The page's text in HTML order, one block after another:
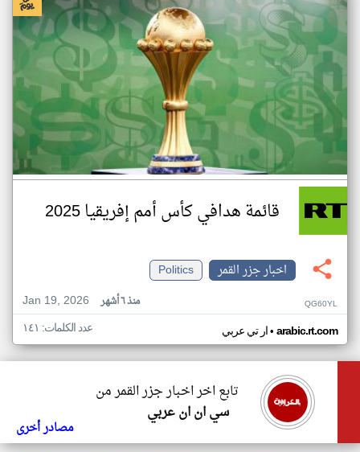
قائمة هدافي كأس أمم إفريقيا 2025
اخبار جزر القمر
Politics
Jan 19, 2026
منذ ٦ أشهر QG60YL
ار تي عربي• arabic.rt.com عدد الكلمات: ١٤١
تابع اخر اخبار جزر القمر من
سي ان ان عربي
مصادر أخرى